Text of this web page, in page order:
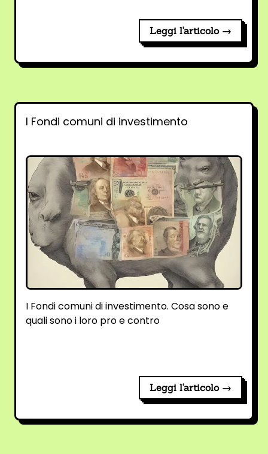
Leggi l'articolo →
I Fondi comuni di investimento
I Fondi comuni di investimento. Cosa sono e
quali sono i loro pro e contro
Leggi l'articolo →